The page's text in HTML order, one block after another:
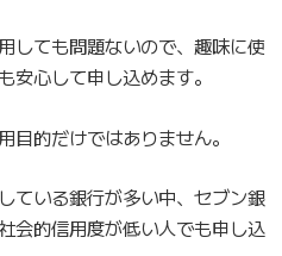
しても問題ないので、趣味に使
安心して申し込めます。
目的だけではありません。
ている銀行が多い中、セブン銀
会的信用度が低い人でも申し込